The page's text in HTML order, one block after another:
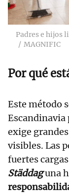
Padres e hijos
MAGNIFIC
Por qué
Este método
Escandinavia
exige
visibles. Las
fuertes
Städdaguna